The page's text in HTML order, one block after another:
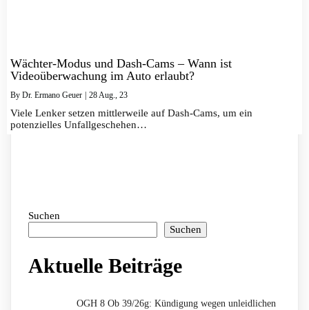
Wächter-Modus und Dash-Cams – Wann ist
Videoüberwachung im Auto erlaubt?
By Dr. Ermano Geuer | 28 Aug., 23
Viele Lenker setzen mittlerweile auf Dash-Cams, um ein
potenzielles Unfallgeschehen…
Suchen
Suchen
Aktuelle Beiträge
OGH 8 Ob 39/26g: Kündigung wegen unleidlichen